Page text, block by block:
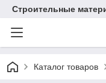
Строительные
Каталог товаров